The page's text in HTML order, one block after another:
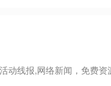
线报,网络新闻，免费